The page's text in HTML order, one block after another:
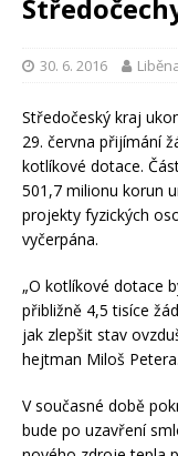
30. 6. 2016
Středočeský kraj
29. června přijímání
kotlíkové dotace.
501,7 milionu korun
projekty fyzických
vyčerpána.
„O kotlíkové dotace
přibližně 4,5 tisíce
jak zlepšit stav
hejtman Miloš Petera.
V současné době
bude po uzavření